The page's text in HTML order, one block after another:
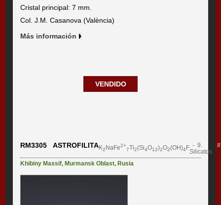
Cristal principal: 7 mm.
Col. J.M. Casanova (València)
Más información
VENDIDO
RM3305 ASTROFILITAK2 NaFe2+
7Ti2(Si4O12)2O2(OH)4F - 9.
Silicatos
Khibiny Massif, Murmansk Oblast, Rusia